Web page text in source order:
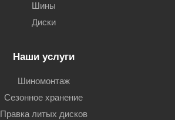
Шины
Диски
Наши услуги
Шиномонтаж
Сезонное хранение
Правка литых дисков